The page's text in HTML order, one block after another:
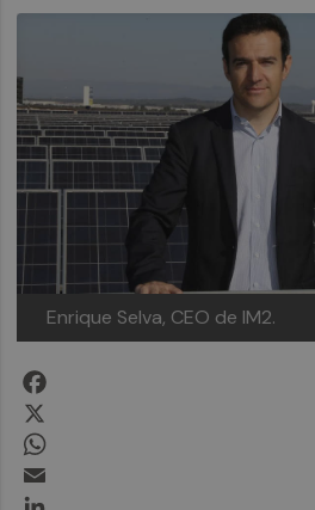
Enrique Selva, CEO de IM2.